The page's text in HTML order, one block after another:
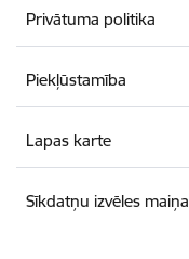
Privātuma politika
Piekļūstamība
Lapas karte
Sīkdatņu izvēles maiņa